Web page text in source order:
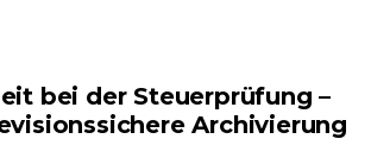
bei der Steuerprüfung –
Archivierung